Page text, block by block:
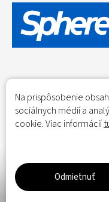
Na prispôsobenie
sociálnych médií a
cookie. Viac informácií
Odmietnuť
Trockenblumen -